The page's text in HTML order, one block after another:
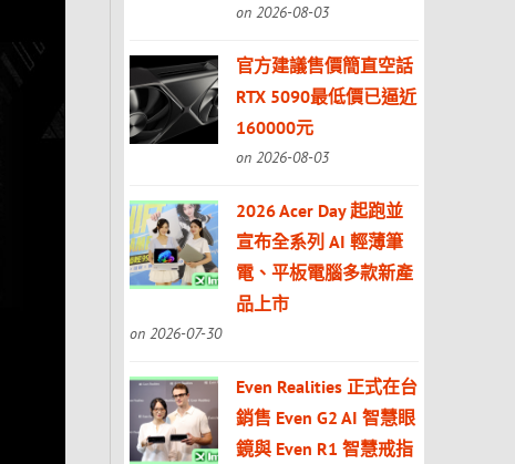
on 2026-08-03
官方建議售價簡直空話
RTX 5090最低價已逼近
160000元
on 2026-08-03
2026 Acer Day 起跑並
宣布全系列 AI 輕薄筆
電、平板電腦多款新產
品上市
on 2026-07-30
Even Realities 正式在台
銷售 Even G2 AI 智慧眼
鏡與 Even R1 智慧戒指